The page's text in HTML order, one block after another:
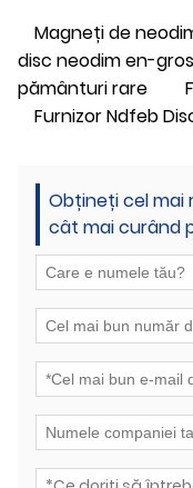
Magneți de
disc neodim en-gros
pământuri rare
Furnizor Ndfeb
Obțineți cel mai
cât mai curând